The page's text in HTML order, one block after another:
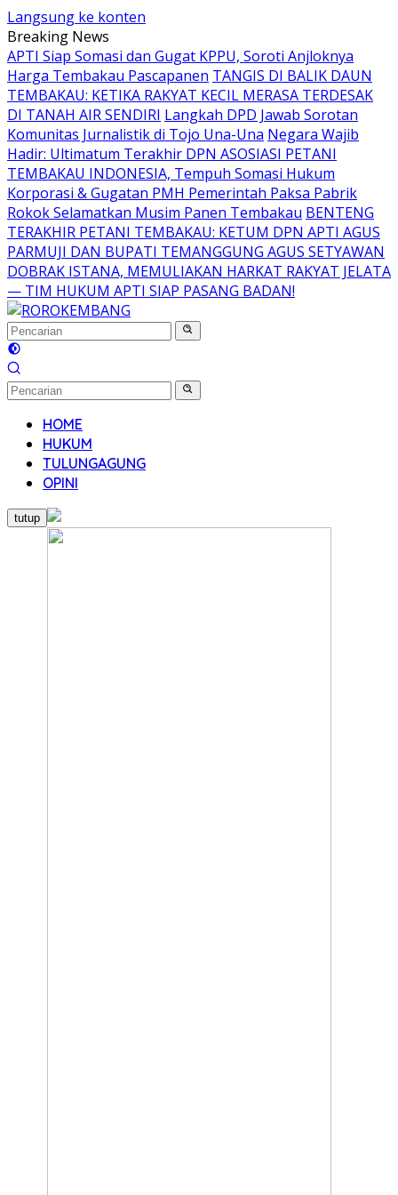
Langsung ke konten
Breaking News
APTI Siap Somasi dan Gugat KPPU, Soroti Anjloknya
Harga Tembakau Pascapanen TANGIS DI BALIK DAUN
TEMBAKAU: KETIKA RAKYAT KECIL MERASA TERDESAK
DI TANAH AIR SENDIRI Langkah DPD Jawab Sorotan
Komunitas Jurnalistik di Tojo Una-Una Negara Wajib
Hadir: Ultimatum Terakhir DPN ASOSIASI PETANI
TEMBAKAU INDONESIA, Tempuh Somasi Hukum
Korporasi & Gugatan PMH Pemerintah Paksa Pabrik
Rokok Selamatkan Musim Panen Tembakau BENTENG
TERAKHIR PETANI TEMBAKAU: KETUM DPN APTI AGUS
PARMUJI DAN BUPATI TEMANGGUNG AGUS SETYAWAN
DOBRAK ISTANA, MEMULIAKAN HARKAT RAKYAT JELATA
— TIM HUKUM APTI SIAP PASANG BADAN!
HOME
HUKUM
TULUNGAGUNG
OPINI
tutup